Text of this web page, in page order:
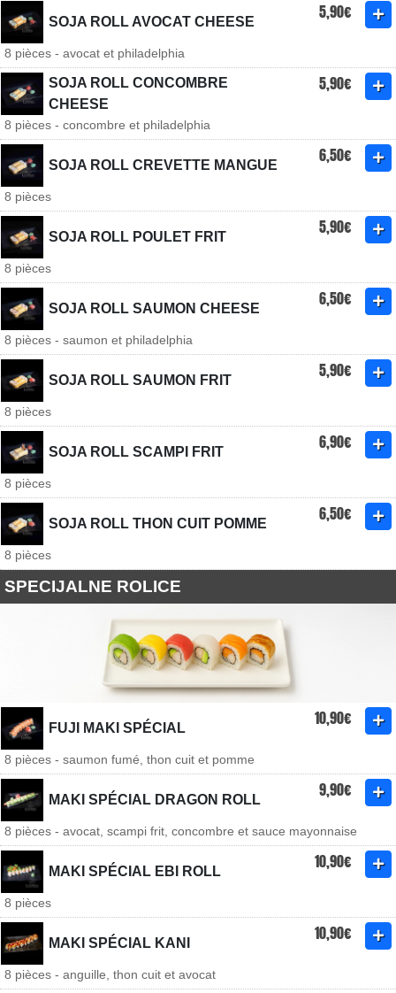
SOJA ROLL AVOCAT CHEESE 5,90€
8 pièces - avocat et philadelphia
SOJA ROLL CONCOMBRE
CHEESE
5,90€
8 pièces - concombre et philadelphia
SOJA ROLL CREVETTE MANGUE 6,50€
8 pièces
SOJA ROLL POULET FRIT 5,90€
8 pièces
SOJA ROLL SAUMON CHEESE 6,50€
8 pièces - saumon et philadelphia
SOJA ROLL SAUMON FRIT 5,90€
8 pièces
SOJA ROLL SCAMPI FRIT 6,90€
8 pièces
SOJA ROLL THON CUIT POMME 6,50€
8 pièces
SPECIJALNE ROLICE
FUJI MAKI SPÉCIAL 10,90€
8 pièces - saumon fumé, thon cuit et pomme
MAKI SPÉCIAL DRAGON ROLL 9,90€
8 pièces - avocat, scampi frit, concombre et sauce mayonnaise
MAKI SPÉCIAL EBI ROLL 10,90€
8 pièces
MAKI SPÉCIAL KANI 10,90€
8 pièces - anguille, thon cuit et avocat